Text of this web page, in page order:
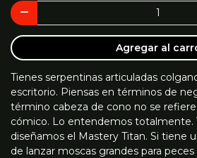
Agregar al
Tienes serpentinas articuladas
escritorio. Piensas en términos de
término cabeza de cono no se
cómico. Lo entendemos totalmente.
diseñamos el Mastery Titan. Si tiene
de lanzar moscas grandes para